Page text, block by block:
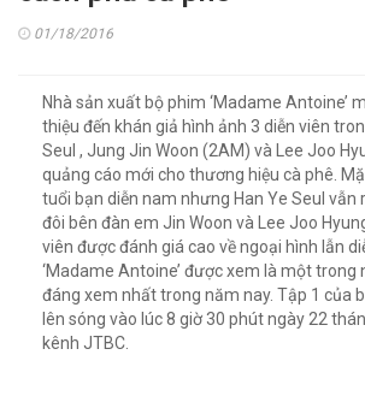
01/18/2016
Nhà sản xuất bộ phim ‘Madame Antoine’
thiệu đến khán giả hình ảnh 3 diễn viên
Seul , Jung Jin Woon (2AM) và Lee Joo
quảng cáo mới cho thương hiệu cà phê.
tuổi bạn diễn nam nhưng Han Ye Seul vẫn
đôi bên đàn em Jin Woon và Lee Joo
viên được đánh giá cao về ngoại hình lẫn
‘Madame Antoine’ được xem là một trong
đáng xem nhất trong năm nay. Tập 1 của
lên sóng vào lúc 8 giờ 30 phút ngày 22
kênh JTBC.